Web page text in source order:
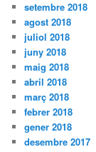
setembre 2018
agost 2018
juliol 2018
juny 2018
maig 2018
abril 2018
març 2018
febrer 2018
gener 2018
desembre 2017